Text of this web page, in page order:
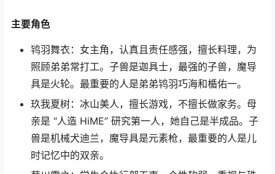
主要角色
鸨羽舞衣：女主角，认真且责任感强，擅长料理，为
照顾弟弟常打工。子兽是迦具士，最强的子兽，魔导
具是火轮。最重要的人是弟弟鸨羽巧海和楯佑一。
玖我夏树：冰山美人，擅长游戏，不擅长做家务。母
亲是 “人造 HiME” 研究第一人，她自己是半成品。子
兽是机械犬迪兰，魔导具是元素枪，最重要的人是儿
时记忆中的双亲。